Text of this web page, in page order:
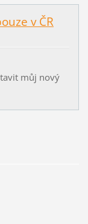
v ČR
můj nový